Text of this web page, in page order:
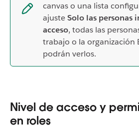
canvas o una lista
ajusteSolo las personas
acceso, todas las
trabajo o la organización
podrán verlos.
Nivel de acceso y
en roles